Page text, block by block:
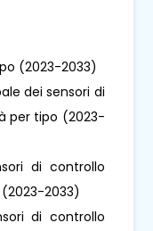
(2023-2033)
dei sensori di
per tipo (2023-
di controllo
2033)
di controllo